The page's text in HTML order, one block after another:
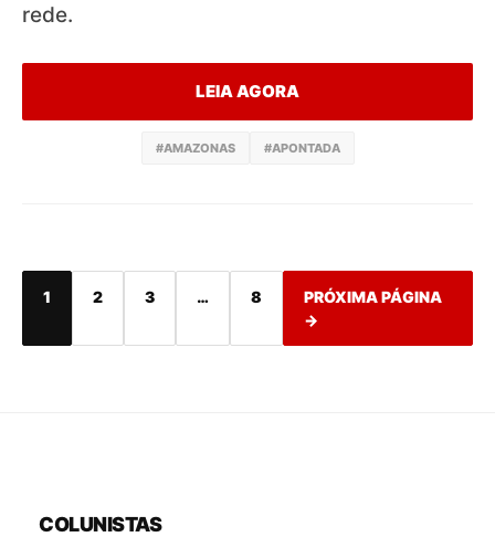
rede.
LEIA AGORA
#AMAZONAS #APONTADA
1 2 3 … 8
PRÓXIMA PÁGINA
→
COLUNISTAS